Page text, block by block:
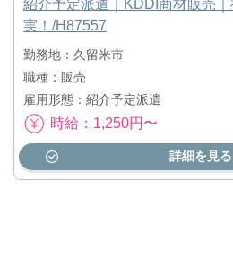
紹介予定派遣｜KDDI商材販売
実！/H87557
勤務地：久留米市
職種：販売
雇用形態：紹介予定派遣
時給：1,250円〜
詳細を見る